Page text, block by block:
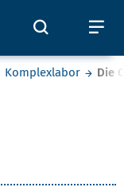
Öffnet
Komplexlabor Die